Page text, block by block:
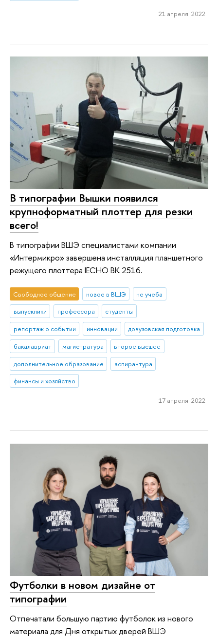
21 апреля 2022
В типографии Вышки появился
крупноформатный плоттер для резки
всего!
В типографии ВШЭ специалистами компании
«Интермикро» завершена инсталляция планшетного
режущего плоттера IECHO BK 2516.
Свободное общение новое в ВШЭ
не учеба
выпускники
профессора
студенты
репортаж о событии
инновации
довузовская подготовка
бакалавриат
магистратура
второе высшее
дополнительное образование
аспирантура
финансы и хозяйство
17 апреля 2022
Футболки в новом дизайне от
типографии
Отпечатали большую партию футболок из нового
материала для Дня открытых дверей ВШЭ